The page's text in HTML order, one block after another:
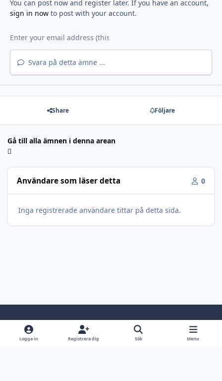
You can post now and register later. If you have an account,
sign in nowto post with your account.
Svara på detta ämne ...
Share Följare
Gå till alla ämnen i denna arean
Användare som läser detta 0
Inga registrerade användare tittar på detta sida.
Light ModeDark ModeSystem Preference
Logga in Registrera dig Sök Menu